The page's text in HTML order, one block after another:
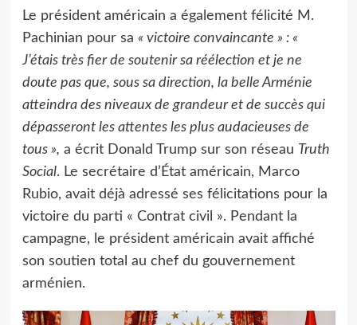
Le président américain a également félicité M.
Pachinian pour sa « victoire convaincante » : «
J’étais très fier de soutenir sa réélection et je ne
doute pas que, sous sa direction, la belle Arménie
atteindra des niveaux de grandeur et de succès qui
dépasseront les attentes les plus audacieuses de
tous », a écrit Donald Trump sur son réseau Truth
Social. Le secrétaire d’État américain, Marco
Rubio, avait déjà adressé ses félicitations pour la
victoire du parti « Contrat civil ». Pendant la
campagne, le président américain avait affiché
son soutien total au chef du gouvernement
arménien.